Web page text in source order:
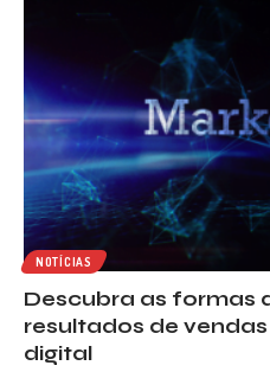
NOTÍCIAS
Descubra as formas
resultados de
digital